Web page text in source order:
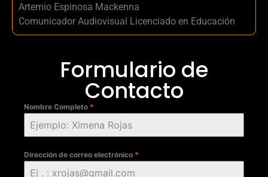
Artemio Espinosa Mackenna
Comunicador Audiovisual Licenciado en Educación
Formulario de
Contacto
Nombre Completo *
Dirección de correo electrónico *